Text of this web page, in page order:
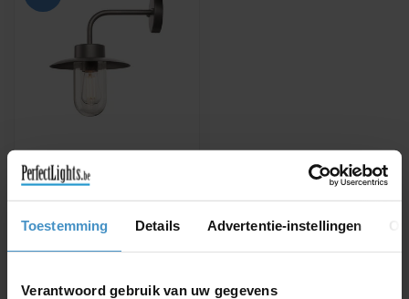
Toestemming Details Advertentie-instellingen
Verantwoord gebruik van uw gegevens
WANDLAMP MOLAT
E27 ANTRACIET IP44
geschikt voor buitengebruik
€130,36